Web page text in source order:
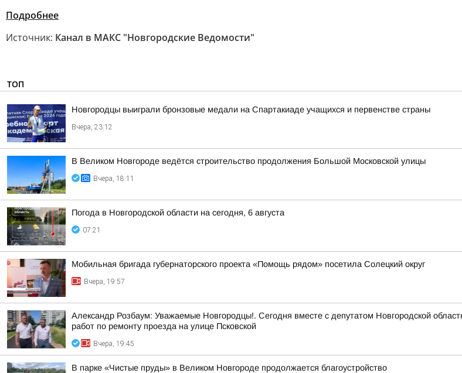
Подробнее
Источник: Канал в МАКС "Новгородские Ведомости"
ТОП
Новгородцы выиграли бронзовые медали на Спартакиаде учащихся и первенстве страны
Вчера, 23:12
В Великом Новгороде ведётся строительство продолжения Большой Московской улицы
Вчера, 18:11
Погода в Новгородской области на сегодня, 6 августа
07:21
Мобильная бригада губернаторского проекта «Помощь рядом» посетила Солецкий округ
Вчера, 19:57
Александр Розбаум: Уважаемые Новгородцы!. Сегодня вместе с депутатом Новгородской
работ по ремонту проезда на улице Псковской
Вчера, 19:45
В парке «Чистые пруды» в Великом Новгороде продолжается благоустройство